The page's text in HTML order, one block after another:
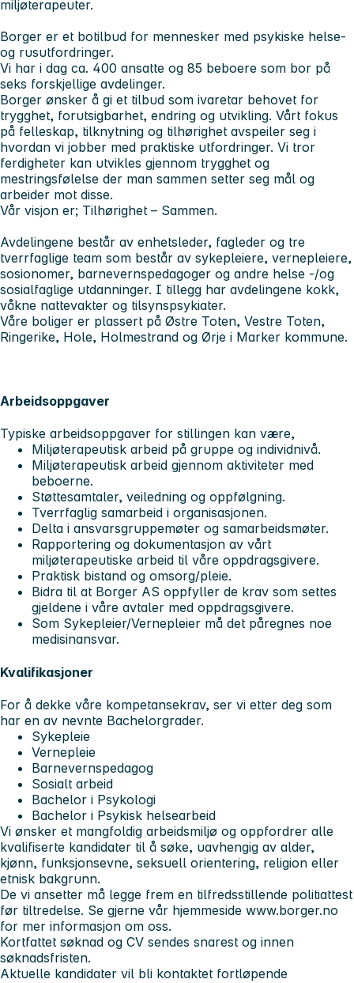
miljøterapeuter.
Borger er et botilbud for mennesker med psykiske helse-
og rusutfordringer.
Vi har i dag ca. 400 ansatte og 85 beboere som bor på
seks forskjellige avdelinger.
Borger ønsker å gi et tilbud som ivaretar behovet for
trygghet, forutsigbarhet, endring og utvikling. Vårt fokus
på felleskap, tilknytning og tilhørighet avspeiler seg i
hvordan vi jobber med praktiske utfordringer. Vi tror
ferdigheter kan utvikles gjennom trygghet og
mestringsfølelse der man sammen setter seg mål og
arbeider mot disse.
Vår visjon er; Tilhørighet – Sammen.
Avdelingene består av enhetsleder, fagleder og tre
tverrfaglige team som består av sykepleiere, vernepleiere,
sosionomer, barnevernspedagoger og andre helse -/og
sosialfaglige utdanninger. I tillegg har avdelingene kokk,
våkne nattevakter og tilsynspsykiater.
Våre boliger er plassert på Østre Toten, Vestre Toten,
Ringerike, Hole, Holmestrand og Ørje i Marker kommune.
Arbeidsoppgaver
Typiske arbeidsoppgaver for stillingen kan være,
Miljøterapeutisk arbeid på gruppe og individnivå.
Miljøterapeutisk arbeid gjennom aktiviteter med
beboerne.
Støttesamtaler, veiledning og oppfølgning.
Tverrfaglig samarbeid i organisasjonen.
Delta i ansvarsgruppemøter og samarbeidsmøter.
Rapportering og dokumentasjon av vårt
miljøterapeutiske arbeid til våre oppdragsgivere.
Praktisk bistand og omsorg/pleie.
Bidra til at Borger AS oppfyller de krav som settes
gjeldene i våre avtaler med oppdragsgivere.
Som Sykepleier/Vernepleier må det påregnes noe
medisinansvar.
Kvalifikasjoner
For å dekke våre kompetansekrav, ser vi etter deg som
har en av nevnte Bachelorgrader.
Sykepleie
Vernepleie
Barnevernspedagog
Sosialt arbeid
Bachelor i Psykologi
Bachelor i Psykisk helsearbeid
Vi ønsker et mangfoldig arbeidsmiljø og oppfordrer alle
kvalifiserte kandidater til å søke, uavhengig av alder,
kjønn, funksjonsevne, seksuell orientering, religion eller
etnisk bakgrunn.
De vi ansetter må legge frem en tilfredsstillende politiattest
før tiltredelse. Se gjerne vår hjemmeside www.borger.no
for mer informasjon om oss.
Kortfattet søknad og CV sendes snarest og innen
søknadsfristen.
Aktuelle kandidater vil bli kontaktet fortløpende